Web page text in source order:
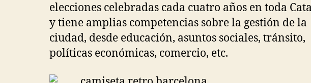
elecciones celebradas cada cuatro años en toda
y tiene amplias competencias sobre la gestión de la
ciudad, desde educación, asuntos sociales, tránsito,
políticas económicas, comercio, etc.